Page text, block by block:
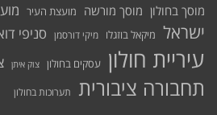
מוסך בחולון מוסך מורשה מועצת העיר
ישראל מיקאל בוזגלו מיקי דורסמן סניפי
עיריית חולון עסקים בחולון צוק איתן
תחבורה ציבורית תערוכות בחולון